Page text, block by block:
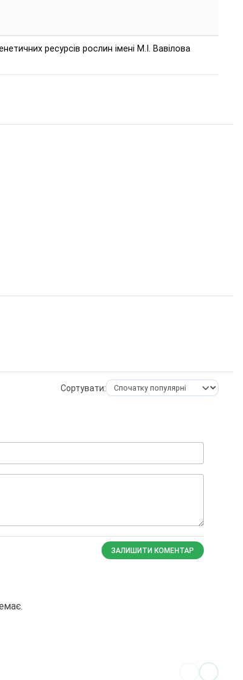
ресурсів рослин імені М.І. Вавілова
Сортувати:
ЗАЛИШИТИ КОМЕНТАР